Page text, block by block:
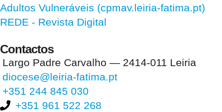
Adultos Vulneráveis (cpmav.leiria-fatima.pt)
REDE - Revista Digital
Contactos
Largo Padre Carvalho — 2414-011 Leiria
diocese@leiria-fatima.pt
+351 244 845 030
+351 961 522 268